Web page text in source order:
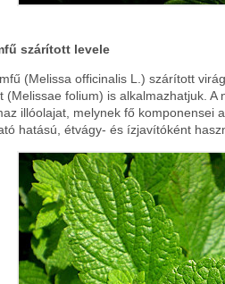
szárított levele
(Melissa officinalis L.) szárított
(Melissae folium) is alkalmazhatjuk.
illóolajat, melynek fő komponensei
hatású, étvágy- és ízjavítóként